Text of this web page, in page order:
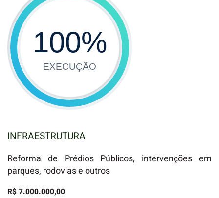
100%
EXECUÇÃO
INFRAESTRUTURA
Reforma de Prédios Públicos, intervenções em
parques, rodovias e outros
R$ 7.000.000,00